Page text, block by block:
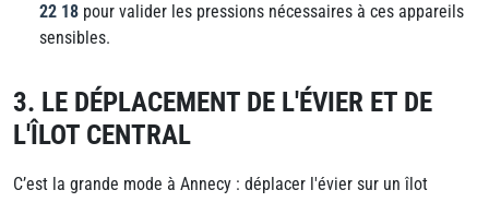
22 18 pour valider les pressions nécessaires à ces appareils
sensibles.
3. LE DÉPLACEMENT DE L'ÉVIER ET DE
L'ÎLOT CENTRAL
C’est la grande mode à Annecy : déplacer l'évier sur un îlot